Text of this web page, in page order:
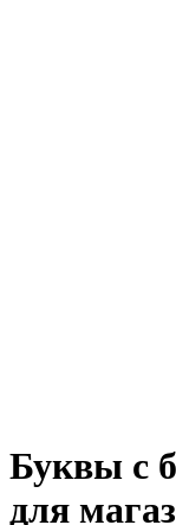
Буквы с
для